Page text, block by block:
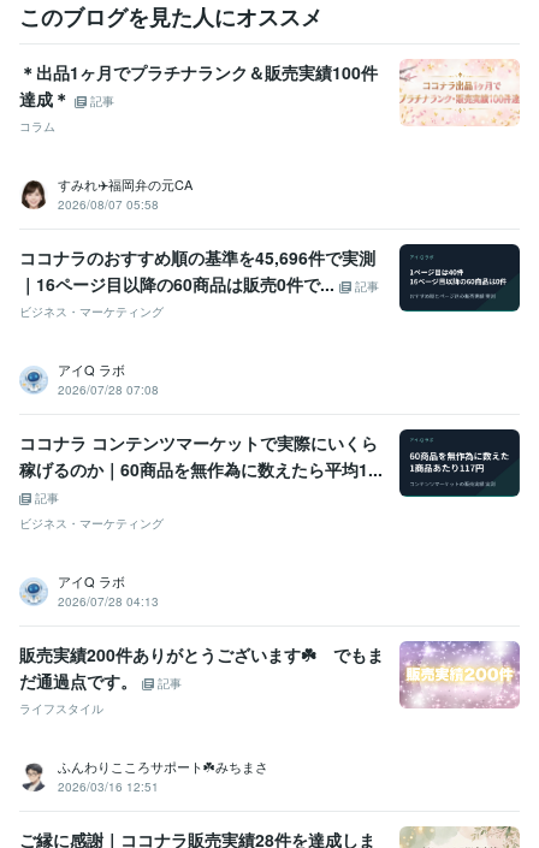
資格・検定
上級心理カウンセラー 取得年 : 2023年
メンタル心理カウンセラー 取得年 : 2023年
Webクリエイター能力認定 取得年 : 2013年
日商簿記検定2級
悩み相談・カウンセリング
て相談】 【もやもや感情を言語化でとらえます】
持ちをお聴きします】 【小さな喜びを感じるアンテナ】
傾聴 お悩み相談 子育て 愚痴聞き 性癖・気質のお悩み
話し相手
恋愛
結婚 仕事 癒し
学習指導・資格・キャリア相談
【全身全霊で応援しパワーを引き出
します】
このブログを見た人にオススメ
＊出品1ヶ月でプラチナランク＆販売実績100件
達成＊
記事
コラム
すみれ✈️福岡弁の元CA
2026/08/07 05:58
ココナラのおすすめ順の基準を45,696件で実測
｜16ページ目以降の60商品は販売0件で...
記事
ビジネス・マーケティング
アイQ ラボ
2026/07/28 07:08
ココナラ コンテンツマーケットで実際にいくら
稼げるのか｜60商品を無作為に数えたら平均1...
記事
ビジネス・マーケティング
アイQ ラボ
2026/07/28 04:13
販売実績200件ありがとうございます☘️ でもま
だ通過点です。
記事
ライフスタイル
ふんわりこころサポート☘️みちまさ
2026/03/16 12:51
ご縁に感謝｜ココナラ販売実績28件を達成しま